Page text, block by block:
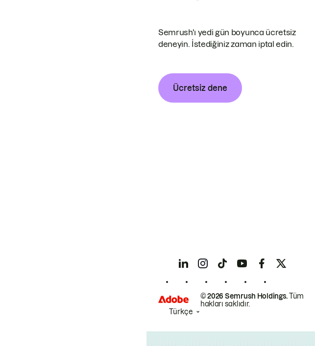
Semrush'ı yedi gün boyunca ücretsiz
deneyin. İstediğiniz zaman iptal edin.
Ücretsiz dene
© 2026 Semrush Holdings.Tüm
hakları saklıdır.
Türkçe